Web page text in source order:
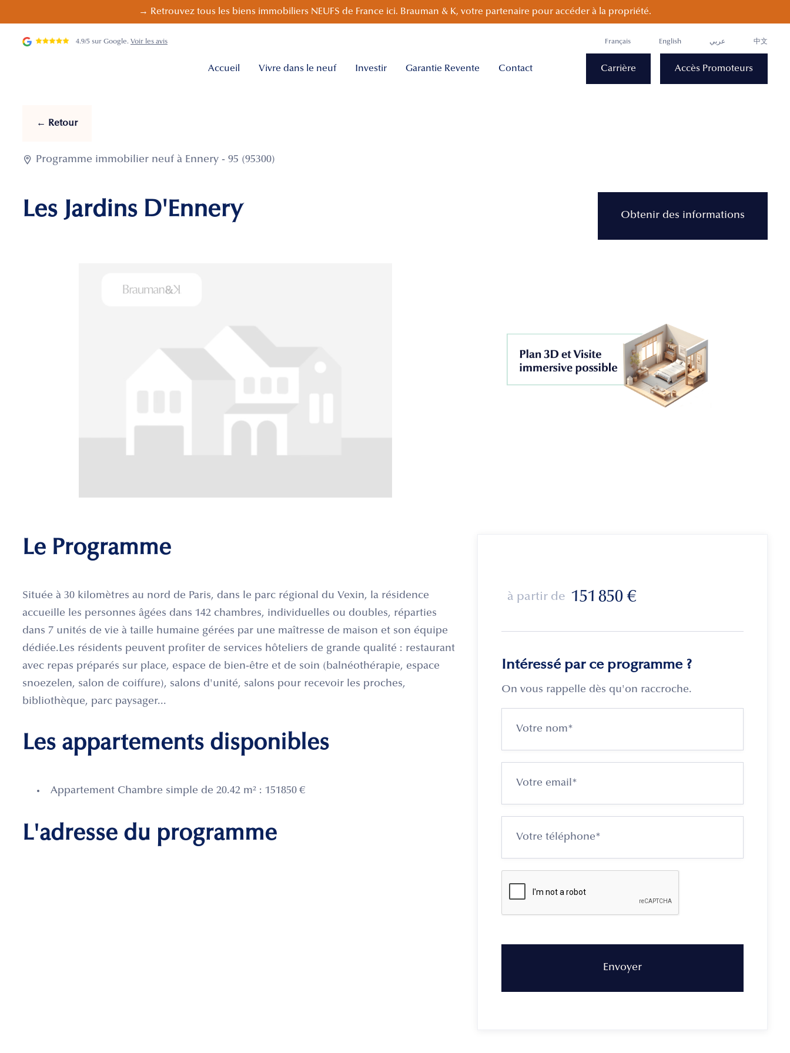
→ Retrouvez tous les biens immobiliers NEUFS de France ici. Brauman & K, votre partenaire pour accéder à la propriété.
4.9/5 sur Google. Voir les avis Français English عربي 中文
Accueil Vivre dans le neuf Investir Garantie Revente Contact Carrière Accès Promoteurs
← Retour
 Programme immobilier neuf à Ennery - 95 (95300)
Les Jardins D'Ennery Obtenir des informations
Le Programme
Située à 30 kilomètres au nord de Paris, dans le parc régional du Vexin, la résidence
accueille les personnes âgées dans 142 chambres, individuelles ou doubles, réparties
dans 7 unités de vie à taille humaine gérées par une maîtresse de maison et son équipe
dédiée.Les résidents peuvent profiter de services hôteliers de grande qualité : restaurant
avec repas préparés sur place, espace de bien-être et de soin (balnéothérapie, espace
snoezelen, salon de coiffure), salons d'unité, salons pour recevoir les proches,
bibliothèque, parc paysager...
Les appartements disponibles
Appartement Chambre simple de 20.42 m² : 151850 €
L'adresse du programme
à partir de 151 850 €
Intéressé par ce programme ?
On vous rappelle dès qu'on raccroche.